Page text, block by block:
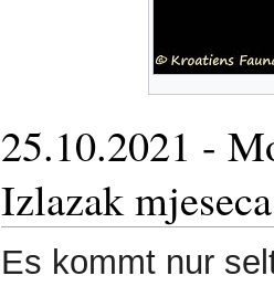
25.10.2021 -
Izlazak
Es kommt nur